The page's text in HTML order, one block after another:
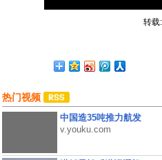
转载:
热门视频
中国造35吨推力航发
v.youku.com